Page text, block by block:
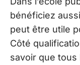
bénéficiez
peut être utile
Côté
savoir que